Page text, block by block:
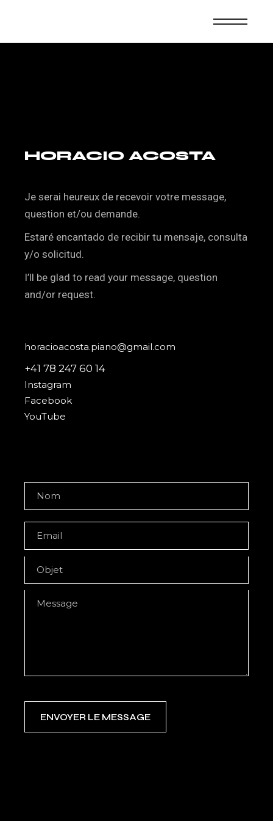
HORACIO ACOSTA
Je serai heureux de recevoir votre message,
question et/ou demande.
Estaré encantado de recibir tu mensaje, consulta
y/o solicitud.
I’ll be glad to read your message, question
and/or request.
horacioacosta.piano@gmail.com
+41 78 247 60 14
Instagram
Facebook
YouTube
ENVOYER LE MESSAGE